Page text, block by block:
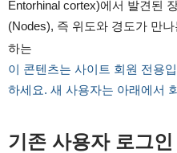
Entorhinal cortex)에서 발견된
(Nodes), 즉 위도와 경도가 만
하는
이 콘텐츠는 사이트 회원 전용
하세요. 새 사용자는 아래에서
기존 사용자 로그인